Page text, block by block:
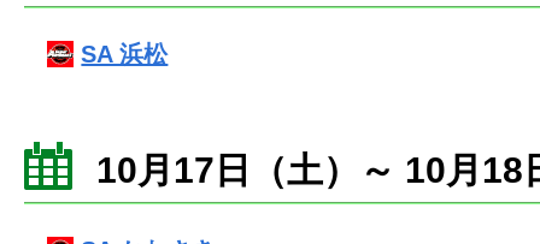
SA 浜松
10月17日（土）～ 10月18